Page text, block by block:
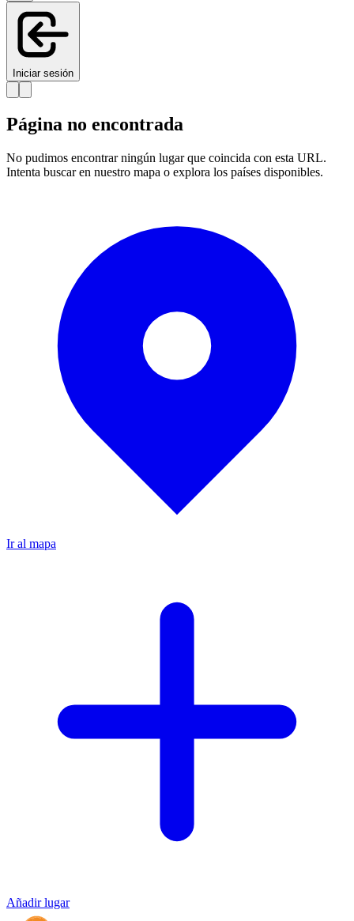
Iniciar sesión
Página no encontrada
No pudimos encontrar ningún lugar que coincida con esta URL.
Intenta buscar en nuestro mapa o explora los países disponibles.
Ir al mapa
Añadir lugar